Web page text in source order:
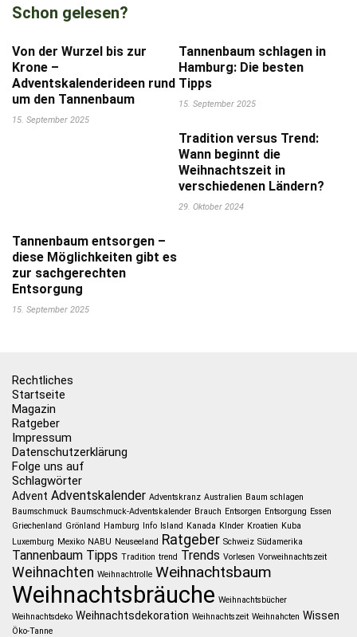
Schon gelesen?
Von der Wurzel bis zur
Krone –
Adventskalenderideen rund
um den Tannenbaum
15. September 2025
Tannenbaum schlagen in
Hamburg: Die besten
Tipps
15. September 2025
Tradition versus Trend:
Wann beginnt die
Weihnachtszeit in
verschiedenen Ländern?
29. Oktober 2024
Tannenbaum entsorgen –
diese Möglichkeiten gibt es
zur sachgerechten
Entsorgung
15. September 2025
Rechtliches
Startseite
Magazin
Ratgeber
Impressum
Datenschutzerklärung
Folge uns auf
Schlagwörter
Advent Adventskalender Adventskranz Australien Baum schlagen
Baumschmuck Baumschmuck-Adventskalender Brauch Entsorgen Entsorgung Essen
Griechenland Grönland Hamburg Info Island Kanada KInder Kroatien Kuba
Luxemburg Mexiko NABU Neuseeland Ratgeber Schweiz Südamerika
Tannenbaum Tipps Tradition trend Trends Vorlesen Vorweihnachtszeit
Weihnachten Weihnachtrolle Weihnachtsbaum
Weihnachtsbräuche Weihnachtsbücher
Weihnachtsdeko Weihnachtsdekoration Weihnachtszeit Weihnahcten Wissen
Öko-Tanne